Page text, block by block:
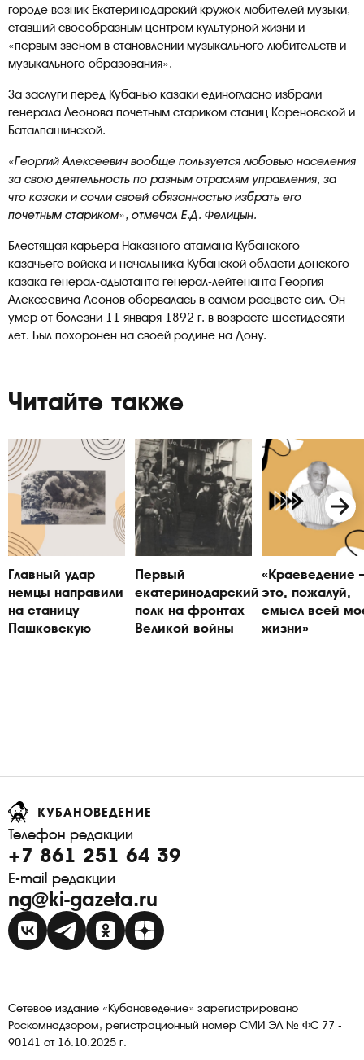
городе возник Екатеринодарский кружок любителей музыки,
ставший своеобразным центром культурной жизни и
«первым звеном в становлении музыкального любительств и
музыкального образования».
За заслуги перед Кубанью казаки единогласно избрали
генерала Леонова почетным стариком станиц Кореновской и
Баталпашинской.
«Георгий Алексеевич вообще пользуется любовью населения
за свою деятельность по разным отраслям управления, за
что казаки и сочли своей обязанностью избрать его
почетным стариком», отмечал Е.Д. Фелицын.
Блестящая карьера Наказного атамана Кубанского
казачьего войска и начальника Кубанской области донского
казака генерал-адьютанта генерал-лейтенанта Георгия
Алексеевича Леонов оборвалась в самом расцвете сил. Он
умер от болезни 11 января 1892 г. в возрасте шестидесяти
лет. Был похоронен на своей родине на Дону.
Читайте также
Главный удар
немцы направили
на станицу
Пашковскую
Первый
екатеринодарский
полк на фронтах
Великой войны
«Краеведение
это, пожалуй,
смысл всей
жизни»
КУБАНОВЕДЕНИЕ
Телефон редакции
+7 861 251 64 39
E-mail редакции
ng@ki-gazeta.ru
Сетевое издание «Кубановедение» зарегистрировано
Роскомнадзором, регистрационный номер СМИ ЭЛ № ФС 77 -
90141 от 16.10.2025 г.